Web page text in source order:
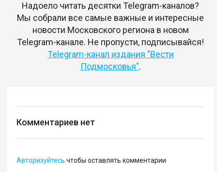
Надоело читать десятки Telegram-каналов?
Мы собрали все самые важные и интересные
новости Московского региона в новом
Telegram-канале. Не пропусти, подписывайся!
Telegram-канал издания "Вести
Подмосковья".
Комментариев нет
Авторизуйтесь чтобы оставлять комментарии